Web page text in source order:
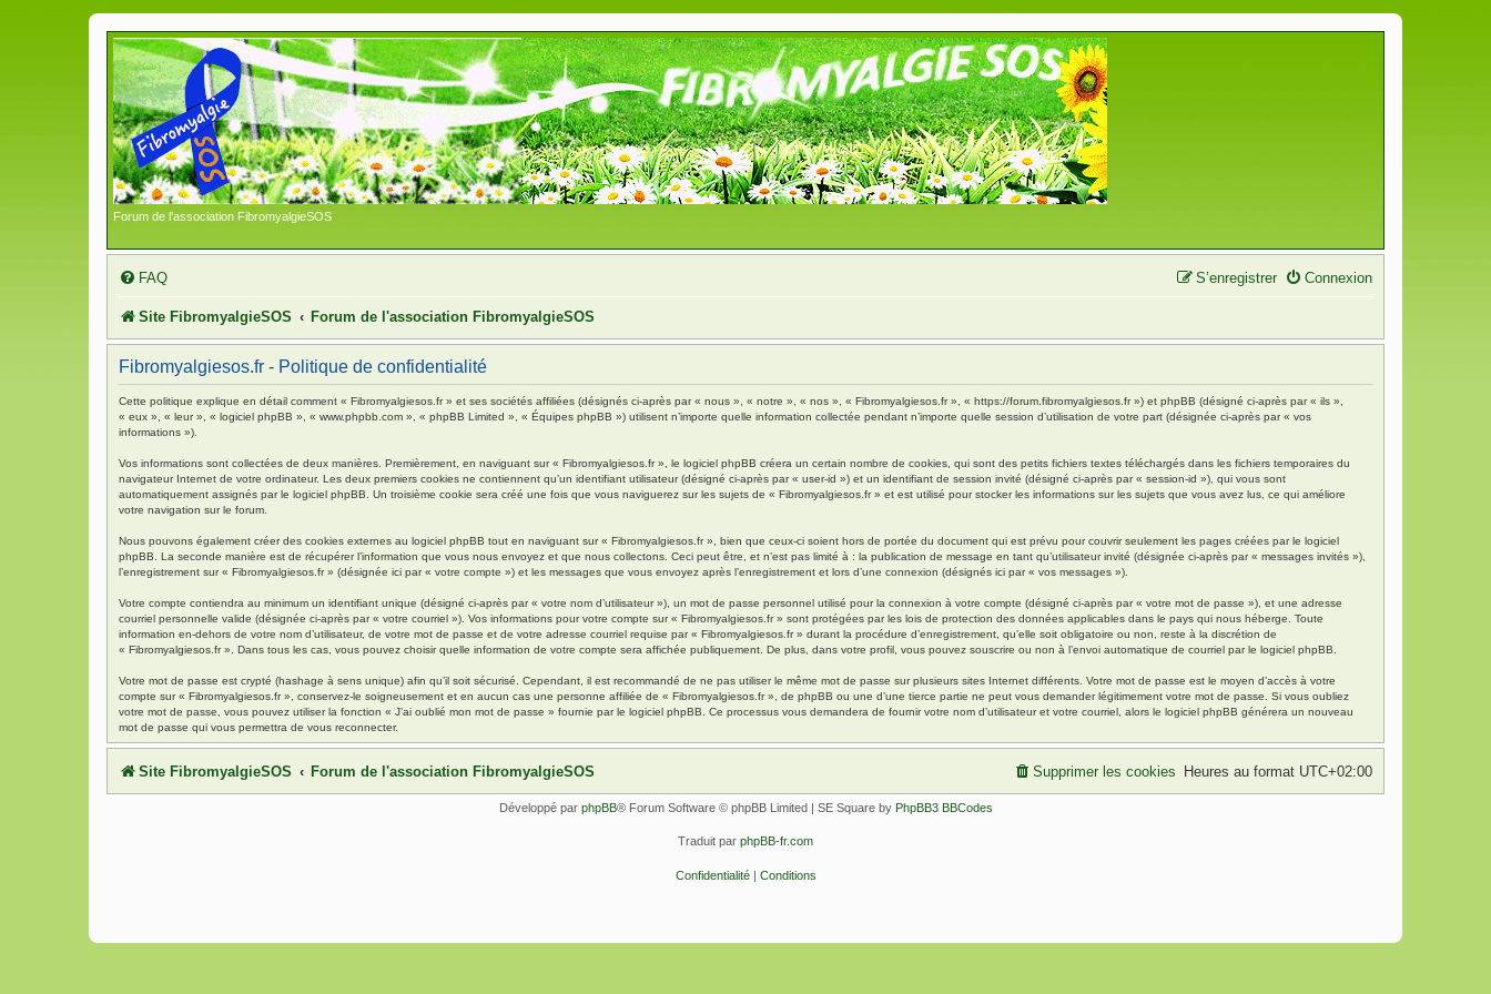
Forum de l'association FibromyalgieSOS
FAQ Connexion
S’enregistrer
Site FibromyalgieSOS Forum de l'association FibromyalgieSOS
Fibromyalgiesos.fr - Politique de confidentialité
Cette politique explique en détail comment « Fibromyalgiesos.fr » et ses sociétés affiliées (désignés ci-après par « nous », « notre », « nos », « Fibromyalgiesos.fr », « https://forum.fibromyalgiesos.fr ») et phpBB (désigné ci-après par « ils »,
« eux », « leur », « logiciel phpBB », « www.phpbb.com », « phpBB Limited », « Équipes phpBB ») utilisent n’importe quelle information collectée pendant n’importe quelle session d’utilisation de votre part (désignée ci-après par « vos
informations »).
Vos informations sont collectées de deux manières. Premièrement, en naviguant sur « Fibromyalgiesos.fr », le logiciel phpBB créera un certain nombre de cookies, qui sont des petits fichiers textes téléchargés dans les fichiers temporaires du
navigateur Internet de votre ordinateur. Les deux premiers cookies ne contiennent qu’un identifiant utilisateur (désigné ci-après par « user-id ») et un identifiant de session invité (désigné ci-après par « session-id »), qui vous sont
automatiquement assignés par le logiciel phpBB. Un troisième cookie sera créé une fois que vous naviguerez sur les sujets de « Fibromyalgiesos.fr » et est utilisé pour stocker les informations sur les sujets que vous avez lus, ce qui améliore
votre navigation sur le forum.
Nous pouvons également créer des cookies externes au logiciel phpBB tout en naviguant sur « Fibromyalgiesos.fr », bien que ceux-ci soient hors de portée du document qui est prévu pour couvrir seulement les pages créées par le logiciel
phpBB. La seconde manière est de récupérer l’information que vous nous envoyez et que nous collectons. Ceci peut être, et n’est pas limité à : la publication de message en tant qu’utilisateur invité (désignée ci-après par « messages invités »),
l’enregistrement sur « Fibromyalgiesos.fr » (désignée ici par « votre compte ») et les messages que vous envoyez après l’enregistrement et lors d’une connexion (désignés ici par « vos messages »).
Votre compte contiendra au minimum un identifiant unique (désigné ci-après par « votre nom d’utilisateur »), un mot de passe personnel utilisé pour la connexion à votre compte (désigné ci-après par « votre mot de passe »), et une adresse
courriel personnelle valide (désignée ci-après par « votre courriel »). Vos informations pour votre compte sur « Fibromyalgiesos.fr » sont protégées par les lois de protection des données applicables dans le pays qui nous héberge. Toute
information en-dehors de votre nom d’utilisateur, de votre mot de passe et de votre adresse courriel requise par « Fibromyalgiesos.fr » durant la procédure d’enregistrement, qu’elle soit obligatoire ou non, reste à la discrétion de
« Fibromyalgiesos.fr ». Dans tous les cas, vous pouvez choisir quelle information de votre compte sera affichée publiquement. De plus, dans votre profil, vous pouvez souscrire ou non à l’envoi automatique de courriel par le logiciel phpBB.
Votre mot de passe est crypté (hashage à sens unique) afin qu’il soit sécurisé. Cependant, il est recommandé de ne pas utiliser le même mot de passe sur plusieurs sites Internet différents. Votre mot de passe est le moyen d’accès à votre
compte sur « Fibromyalgiesos.fr », conservez-le soigneusement et en aucun cas une personne affiliée de « Fibromyalgiesos.fr », de phpBB ou une d’une tierce partie ne peut vous demander légitimement votre mot de passe. Si vous oubliez
votre mot de passe, vous pouvez utiliser la fonction « J’ai oublié mon mot de passe » fournie par le logiciel phpBB. Ce processus vous demandera de fournir votre nom d’utilisateur et votre courriel, alors le logiciel phpBB générera un nouveau
mot de passe qui vous permettra de vous reconnecter.
Site FibromyalgieSOS Forum de l'association FibromyalgieSOS Heures au format UTC+02:00
Supprimer les cookies
Développé par phpBB® Forum Software © phpBB Limited | SE Square by PhpBB3 BBCodes
Traduit par phpBB-fr.com
Confidentialité| Conditions